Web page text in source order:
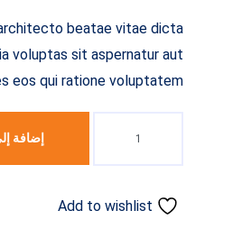
beatae vitae dicta
voluptas sit aspernatur aut
eos qui ratione voluptatem.
إضافة
Add to wishlist